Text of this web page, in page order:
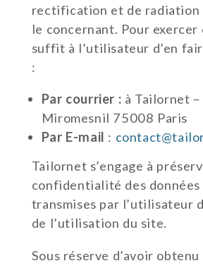
rectification et de radiation
le concernant. Pour exercer
suffit à l’utilisateur d’en
:
Par courrier : à Tailornet
Miromesnil 75008 Paris
Par E-mail :
Tailornet s’engage à
confidentialité des
transmises par l’utilisateur
de l’utilisation du site.
Sous réserve d’avoir obtenu